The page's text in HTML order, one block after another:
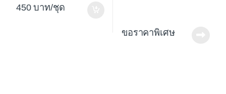
450 /ชุด
ขอราคาพิเศษ